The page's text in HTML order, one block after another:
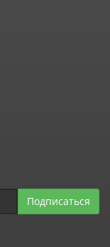
Подписаться